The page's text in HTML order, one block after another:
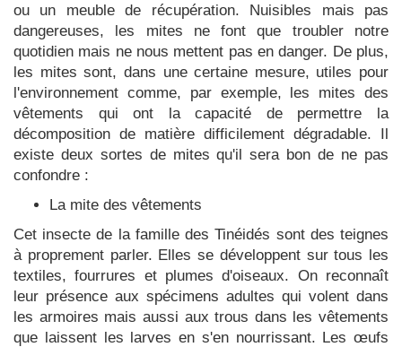
ou un meuble de récupération. Nuisibles mais pas
dangereuses, les mites ne font que troubler notre
quotidien mais ne nous mettent pas en danger. De plus,
les mites sont, dans une certaine mesure, utiles pour
l'environnement comme, par exemple, les mites des
vêtements qui ont la capacité de permettre la
décomposition de matière difficilement dégradable. Il
existe deux sortes de mites qu'il sera bon de ne pas
confondre :
La mite des vêtements
Cet insecte de la famille des Tinéidés sont des teignes
à proprement parler. Elles se développent sur tous les
textiles, fourrures et plumes d'oiseaux. On reconnaît
leur présence aux spécimens adultes qui volent dans
les armoires mais aussi aux trous dans les vêtements
que laissent les larves en s'en nourrissant. Les œufs